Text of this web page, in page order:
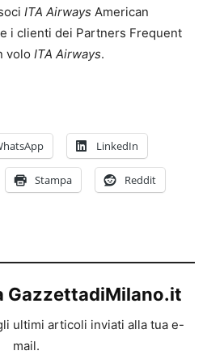
ITA Airways American
i clienti dei Partners Frequent
volo ITA Airways.
LinkedIn
Stampa Reddit
GazzettadiMilano.it
ultimi articoli inviati alla tua e-
mail.